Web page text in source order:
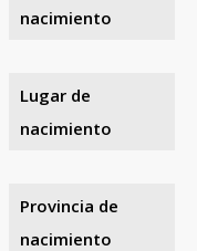
nacimiento
Lugar de
nacimiento
Provincia de
nacimiento